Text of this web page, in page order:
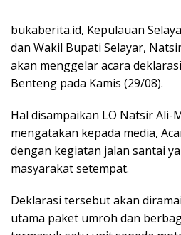
bukaberita.id, Kepulauan
dan Wakil Bupati Selayar,
akan menggelar acara
Benteng pada Kamis (29/08).
Hal disampaikan LO Natsir Ali-
mengatakan kepada media,
dengan kegiatan jalan santai
masyarakat setempat.
Deklarasi tersebut akan
utama paket umroh dan